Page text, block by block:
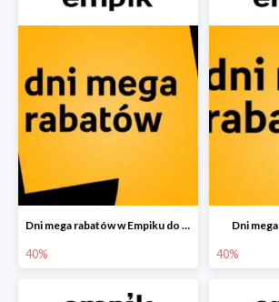
Dni mega rabatów w Empiku do -40%
40%
Dni
40%